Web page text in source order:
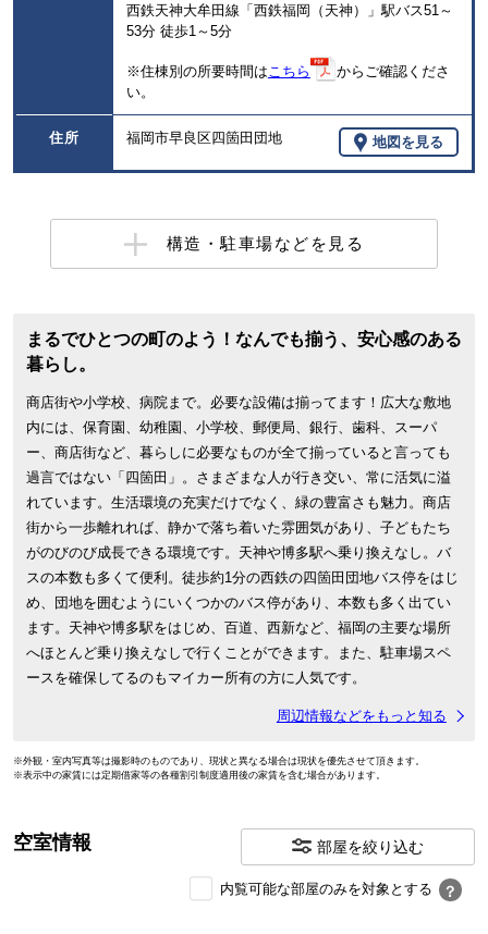
西鉄天神大牟田線「西鉄福岡（天神）」駅バス51～
53分 徒歩1～5分
※住棟別の所要時間は こちら
からご確認くださ
い。
住所 福岡市早良区四箇田団地 地図を見る
構造・駐車場などを見る
まるでひとつの町のよう！なんでも揃う、安心感のある
暮らし。
商店街や小学校、病院まで。必要な設備は揃ってます！広大な敷地
内には、保育園、幼稚園、小学校、郵便局、銀行、歯科、スーパ
ー、商店街など、暮らしに必要なものが全て揃っていると言っても
過言ではない「四箇田」。さまざまな人が行き交い、常に活気に溢
れています。生活環境の充実だけでなく、緑の豊富さも魅力。商店
街から一歩離れれば、静かで落ち着いた雰囲気があり、子どもたち
がのびのび成長できる環境です。天神や博多駅へ乗り換えなし。バ
スの本数も多くて便利。徒歩約1分の西鉄の四箇田団地バス停をはじ
め、団地を囲むようにいくつかのバス停があり、本数も多く出てい
ます。天神や博多駅をはじめ、百道、西新など、福岡の主要な場所
へほとんど乗り換えなしで行くことができます。また、駐車場スペ
ースを確保してるのもマイカー所有の方に人気です。
周辺情報などをもっと知る
※外観・室内写真等は撮影時のものであり、現状と異なる場合は現状を優先させて頂きます。
※表示中の家賃には定期借家等の各種割引制度適用後の家賃を含む場合があります。
空室情報 部屋を絞り込む
内覧可能な部屋のみを対象とする ？